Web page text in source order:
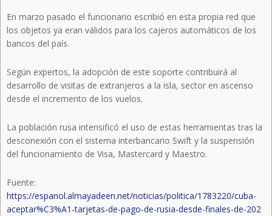
En marzo pasado el funcionario escribió en esta propia red que
los objetos ya eran válidos para los cajeros automáticos de los
bancos del país.
Según expertos, la adopción de este soporte contribuirá al
desarrollo de visitas de extranjeros a la isla, sector en ascenso
desde el incremento de los vuelos.
La población rusa intensificó el uso de estas herramientas tras la
desconexión con el sistema interbancario Swift y la suspensión
del funcionamiento de Visa, Mastercard y Maestro.
Fuente:
https://espanol.almayadeen.net/noticias/politica/1783220/cuba-
aceptar%C3%A1-tarjetas-de-pago-de-rusia-desde-finales-de-202